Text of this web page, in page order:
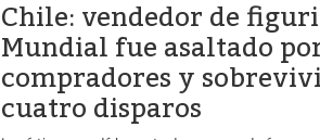
Chile: vendedor de
Mundial fue asaltado
compradores y
cuatro disparos